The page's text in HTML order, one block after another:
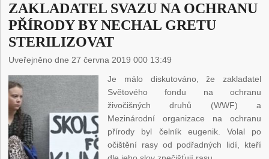
ZAKLADATEL SVAZU NA OCHRANU
PŘÍRODY BY NECHAL GRETU
STERILIZOVAT
Uveřejněno dne 27 června 2019 000 13:49
Je málo diskutováno, že zakladatel
Světového fondu na ochranu
živočišných druhů (WWF) a
Mezinárodní organizace na ochranu
přírody byl čelník eugenik. Volal po
očištění rasy od podřadných lidí, kteří